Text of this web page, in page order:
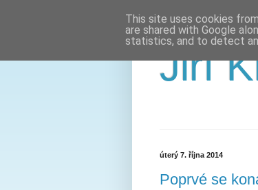
Jiří
úterý 7. října 2014
Poprvé se
This site uses cookies
are shared with Google
statistics, and to detect